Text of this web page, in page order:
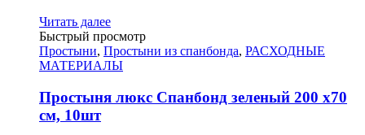
Читать далее
Быстрый просмотр
Простыни, Простыни из спанбонда, РАСХОДНЫЕ
МАТЕРИАЛЫ
Простыня люкс Спанбонд зеленый 200 х70
см, 10шт